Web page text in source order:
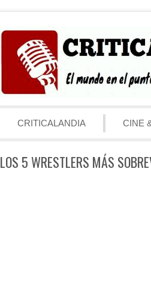
Menú
CRITICALANDIA
CINE
LOS 5 WRESTLERS MÁS